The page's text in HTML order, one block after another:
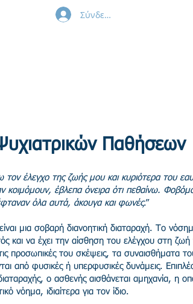
Σύνδεση
Παθήσεων
τον έλεγχο της ζωής μου και κυριότερα του
έβλεπα όνειρα ότι πεθαίνω.
όλα αυτά, άκουγα και φωνές.”
μια σοβαρή διανοητική διαταραχή. Το
και να έχει την αίσθηση του ελέγχου στη
προσωπικές του σκέψεις, τα συναισθήματα
από φυσικές ή υπερφυσικές δυνάμεις.
ο ασθενής αισθάνεται αμηχανία, η
νόημα, ιδιαίτερα για τον ίδιο.